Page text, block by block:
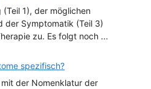
1), der möglichen
der Symptomatik (Teil 3)
zu. Es folgt noch ...
spezifisch?
der Nomenklatur der